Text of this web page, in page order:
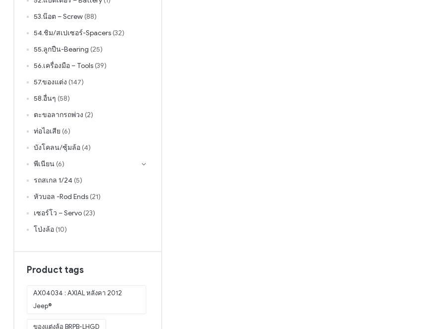
53.น๊อต – Screw (88)
54.ชิม/สเปเซอร์-Spacers (32)
55.ลูกปืน-Bearing (25)
56.เครื่องมือ – Tools (39)
57.ของแต่ง (147)
58.อื่นๆ (58)
ตะขอลากรถพ่วง (2)
ท่อไอเสีย (6)
บังโคลน/ซุ้มล้อ (4)
พีเนียน (6)
รถสเกล 1/24 (5)
หัวบอล -Rod Ends (21)
เซอร์โว – Servo (23)
โป่งล้อ (10)
Product tags
AX04034 : AXIAL หลังคา 2012
Jeep®
ของแต่งล้อ BRPB-LHGD